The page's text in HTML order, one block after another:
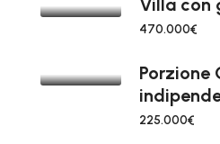
470.000€
Porzione
225.000€